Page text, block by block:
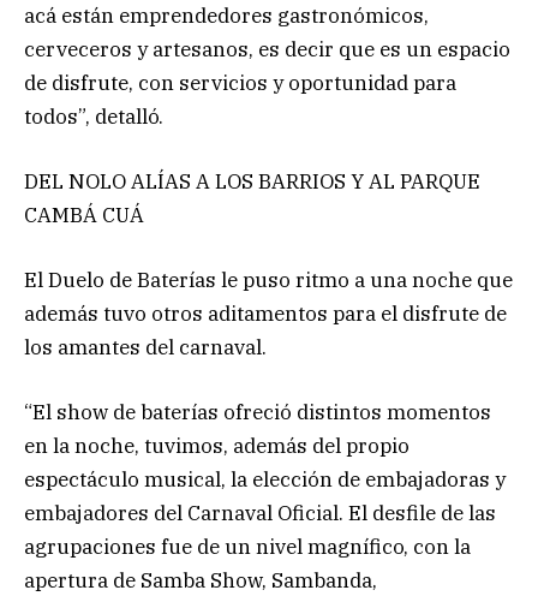
acá están emprendedores gastronómicos,
cerveceros y artesanos, es decir que es un espacio
de disfrute, con servicios y oportunidad para
todos”, detalló.
DEL NOLO ALÍAS A LOS BARRIOS Y AL PARQUE
CAMBÁ CUÁ
El Duelo de Baterías le puso ritmo a una noche que
además tuvo otros aditamentos para el disfrute de
los amantes del carnaval.
“El show de baterías ofreció distintos momentos
en la noche, tuvimos, además del propio
espectáculo musical, la elección de embajadoras y
embajadores del Carnaval Oficial. El desfile de las
agrupaciones fue de un nivel magnífico, con la
apertura de Samba Show, Sambanda,